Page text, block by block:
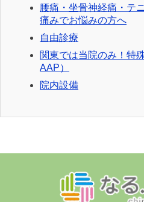
腰痛・坐骨神経痛・テ
痛みでお悩みの方へ
自由診療
関東では当院のみ！特
AAP）
院内設備